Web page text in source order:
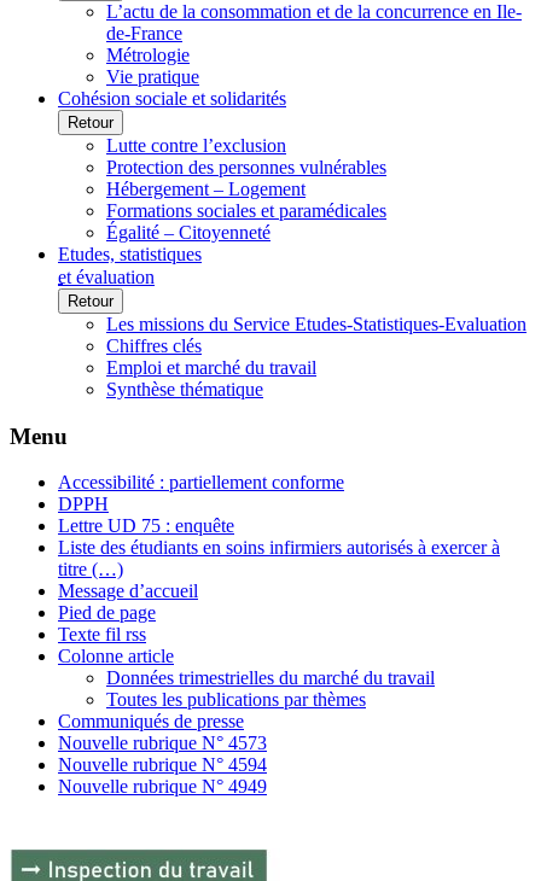
L’actu de la consommation et de la concurrence en Ile-
de-France
Métrologie
Vie pratique
Cohésion sociale et solidarités
Retour
Lutte contre l’exclusion
Protection des personnes vulnérables
Hébergement – Logement
Formations sociales et paramédicales
Égalité – Citoyenneté
Etudes, statistiques
et évaluation
Retour
Les missions du Service Etudes-Statistiques-Evaluation
Chiffres clés
Emploi et marché du travail
Synthèse thématique
Menu
Accessibilité : partiellement conforme
DPPH
Lettre UD 75 : enquête
Liste des étudiants en soins infirmiers autorisés à exercer à
titre (…)
Message d’accueil
Pied de page
Texte fil rss
Colonne article
Données trimestrielles du marché du travail
Toutes les publications par thèmes
Communiqués de presse
Nouvelle rubrique N° 4573
Nouvelle rubrique N° 4594
Nouvelle rubrique N° 4949